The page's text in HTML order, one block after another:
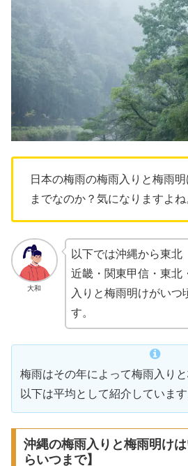
日本の梅雨の梅雨入りと梅雨
までなのか？気になりますよね
大和
以下では沖縄から東北
近畿・関東甲信・東北
入りと梅雨明けがいつ
す。
梅雨はその年によって梅雨入り
以下は平均として紹介しています
沖縄の梅雨入りと梅雨明け
らいつまで】